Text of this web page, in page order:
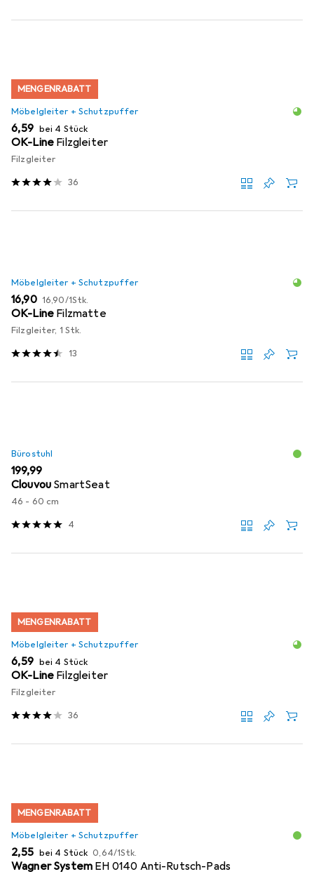
MENGENRABATT
Möbelgleiter + Schutzpuffer
EUR
6,59 bei 4 Stück
OK-Line Filzgleiter
Filzgleiter
36
Möbelgleiter + Schutzpuffer
EUR
16,90 EUR
16,90/1Stk.
OK-Line Filzmatte
Filzgleiter, 1 Stk.
13
Bürostuhl
EUR
199,99
Clouvou SmartSeat
46 - 60 cm
4
MENGENRABATT
Möbelgleiter + Schutzpuffer
EUR
6,59 bei 4 Stück
OK-Line Filzgleiter
Filzgleiter
36
MENGENRABATT
Möbelgleiter + Schutzpuffer
EUR
2,55 bei 4 Stück EUR
0,64/1Stk.
Wagner System EH 0140 Anti-Rutsch-Pads